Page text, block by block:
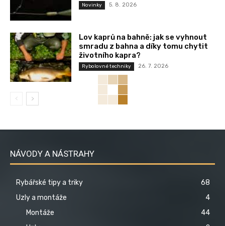
Novinky 5. 8. 2026
Lov kaprů na bahně: jak se vyhnout
smradu z bahna a díky tomu chytit
životního kapra?
Rybolovné techniky 26. 7. 2026
NÁVODY A NÁSTRAHY
Rybářské tipy a triky
68
Uzly a montáže
4
Montáže
44